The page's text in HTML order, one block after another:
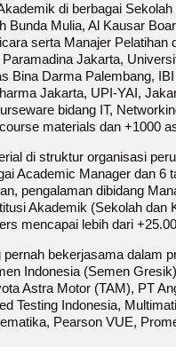
di berbagai
Bunda Mulia, Al Kausar
serta Manajer
Jakarta,
Bina Darma Palembang,
Jakarta, UPI-YAI,
bidang IT,
materials dan +1000
di struktur organisasi
Academic Manager dan 6
pengalaman dibidang
Akademik (Sekolah
mencapai lebih dari
bekerjasama dalam
Indonesia (Semen
Astra Motor (TAM), PT
Testing Indonesia,
Pearson VUE,